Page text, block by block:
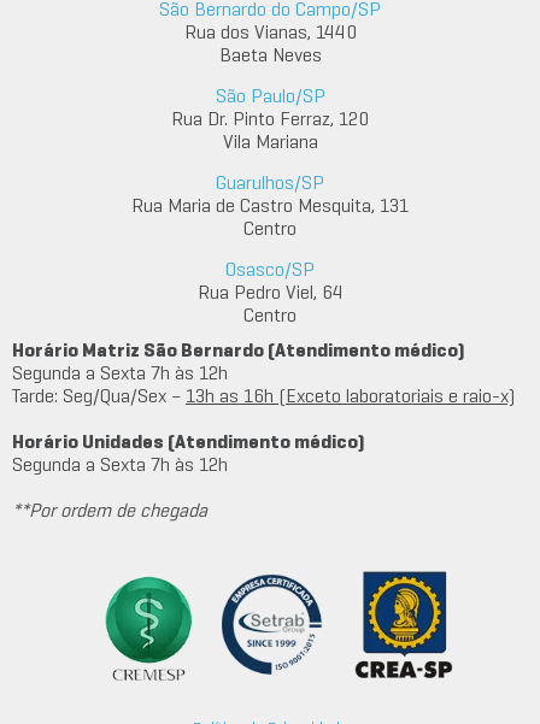
São Bernardo do Campo/SP
Rua dos Vianas, 1440
Baeta Neves
São Paulo/SP
Rua Dr. Pinto Ferraz, 120
Vila Mariana
Guarulhos/SP
Rua Maria de Castro Mesquita, 131
Centro
Osasco/SP
Rua Pedro Viel, 64
Centro
Horário Matriz São Bernardo (Atendimento médico)
Segunda a Sexta 7h às 12h
Tarde: Seg/Qua/Sex – 13h as 16h (Exceto laboratoriais e raio-x)
Horário Unidades (Atendimento médico)
Segunda a Sexta 7h às 12h
**Por ordem de chegada